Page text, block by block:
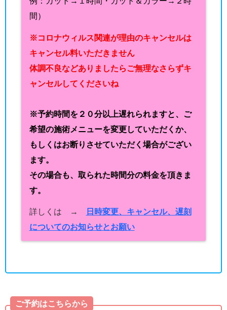
間）
※コロナウィルス関連が理由のキャンセルは
キャンセル料いただきません
体調不良などありましたらご無理なさらずキ
ャンセルしてくださいね
※予約時間を２０分以上遅れられますと、ご
希望の施術メニューを変更していただくか、
もしくはお断りさせていただく場合がござい
ます。
その場合も、取られた時間分の料金を頂きま
す。
詳しくは →
日時変更、キャンセル、遅刻
についてのお知らせとお願い
ご予約はこちらから